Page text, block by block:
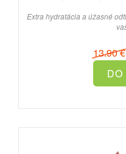
Extra hydratácia a úžasné
13.90 €